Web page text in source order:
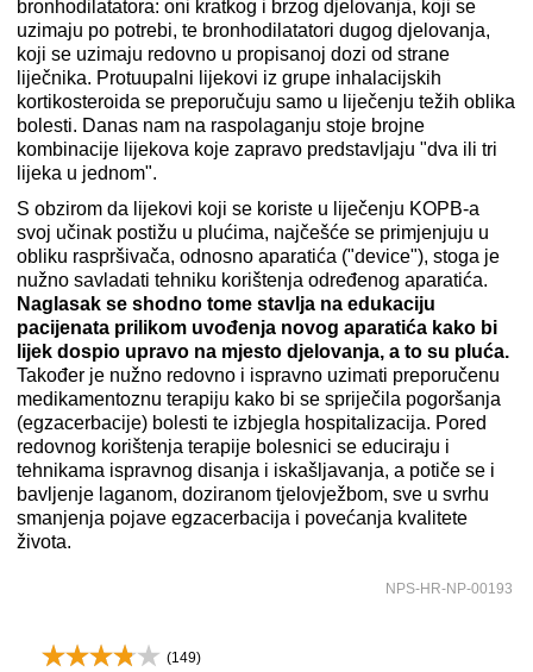
bronhodilatatora: oni kratkog i brzog djelovanja, koji se
uzimaju po potrebi, te bronhodilatatori dugog djelovanja,
koji se uzimaju redovno u propisanoj dozi od strane
liječnika. Protuupalni lijekovi iz grupe inhalacijskih
kortikosteroida se preporučuju samo u liječenju težih oblika
bolesti. Danas nam na raspolaganju stoje brojne
kombinacije lijekova koje zapravo predstavljaju "dva ili tri
lijeka u jednom".
S obzirom da lijekovi koji se koriste u liječenju KOPB-a
svoj učinak postižu u plućima, najčešće se primjenjuju u
obliku raspršivača, odnosno aparatića ("device"), stoga je
nužno savladati tehniku korištenja određenog aparatića.
Naglasak se shodno tome stavlja na edukaciju
pacijenata prilikom uvođenja novog aparatića kako bi
lijek dospio upravo na mjesto djelovanja, a to su pluća.
Također je nužno redovno i ispravno uzimati preporučenu
medikamentoznu terapiju kako bi se spriječila pogoršanja
(egzacerbacije) bolesti te izbjegla hospitalizacija. Pored
redovnog korištenja terapije bolesnici se educiraju i
tehnikama ispravnog disanja i iskašljavanja, a potiče se i
bavljenje laganom, doziranom tjelovježbom, sve u svrhu
smanjenja pojave egzacerbacija i povećanja kvalitete
života.
NPS-HR-NP-00193
(149)